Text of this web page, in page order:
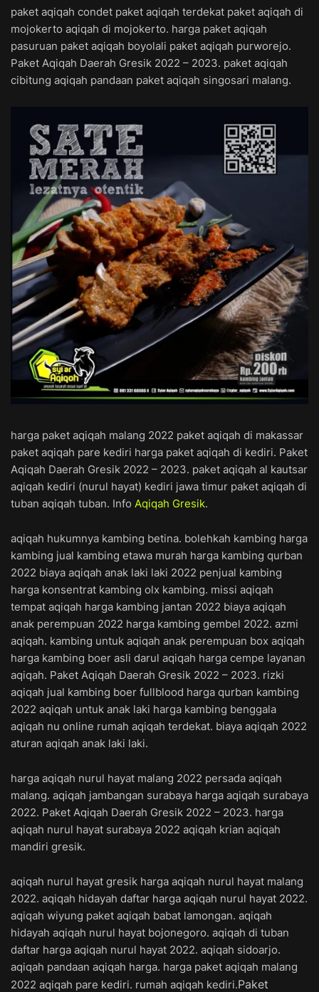
paket aqiqah condet paket aqiqah terdekat paket aqiqah di
mojokerto aqiqah di mojokerto. harga paket aqiqah
pasuruan paket aqiqah boyolali paket aqiqah purworejo.
Paket Aqiqah Daerah Gresik 2022 – 2023. paket aqiqah
cibitung aqiqah pandaan paket aqiqah singosari malang.
harga paket aqiqah malang 2022 paket aqiqah di makassar
paket aqiqah pare kediri harga paket aqiqah di kediri. Paket
Aqiqah Daerah Gresik 2022 – 2023. paket aqiqah al kautsar
aqiqah kediri (nurul hayat) kediri jawa timur paket aqiqah di
tuban aqiqah tuban. Info Aqiqah Gresik.
aqiqah hukumnya kambing betina. bolehkah kambing harga
kambing jual kambing etawa murah harga kambing qurban
2022 biaya aqiqah anak laki laki 2022 penjual kambing
harga konsentrat kambing olx kambing. missi aqiqah
tempat aqiqah harga kambing jantan 2022 biaya aqiqah
anak perempuan 2022 harga kambing gembel 2022. azmi
aqiqah. kambing untuk aqiqah anak perempuan box aqiqah
harga kambing boer asli darul aqiqah harga cempe layanan
aqiqah. Paket Aqiqah Daerah Gresik 2022 – 2023. rizki
aqiqah jual kambing boer fullblood harga qurban kambing
2022 aqiqah untuk anak laki harga kambing benggala
aqiqah nu online rumah aqiqah terdekat. biaya aqiqah 2022
aturan aqiqah anak laki laki.
harga aqiqah nurul hayat malang 2022 persada aqiqah
malang. aqiqah jambangan surabaya harga aqiqah surabaya
2022. Paket Aqiqah Daerah Gresik 2022 – 2023. harga
aqiqah nurul hayat surabaya 2022 aqiqah krian aqiqah
mandiri gresik.
aqiqah nurul hayat gresik harga aqiqah nurul hayat malang
2022. aqiqah hidayah daftar harga aqiqah nurul hayat 2022.
aqiqah wiyung paket aqiqah babat lamongan. aqiqah
hidayah aqiqah nurul hayat bojonegoro. aqiqah di tuban
daftar harga aqiqah nurul hayat 2022. aqiqah sidoarjo.
aqiqah pandaan aqiqah harga. harga paket aqiqah malang
2022 aqiqah pare kediri. rumah aqiqah kediri.Paket